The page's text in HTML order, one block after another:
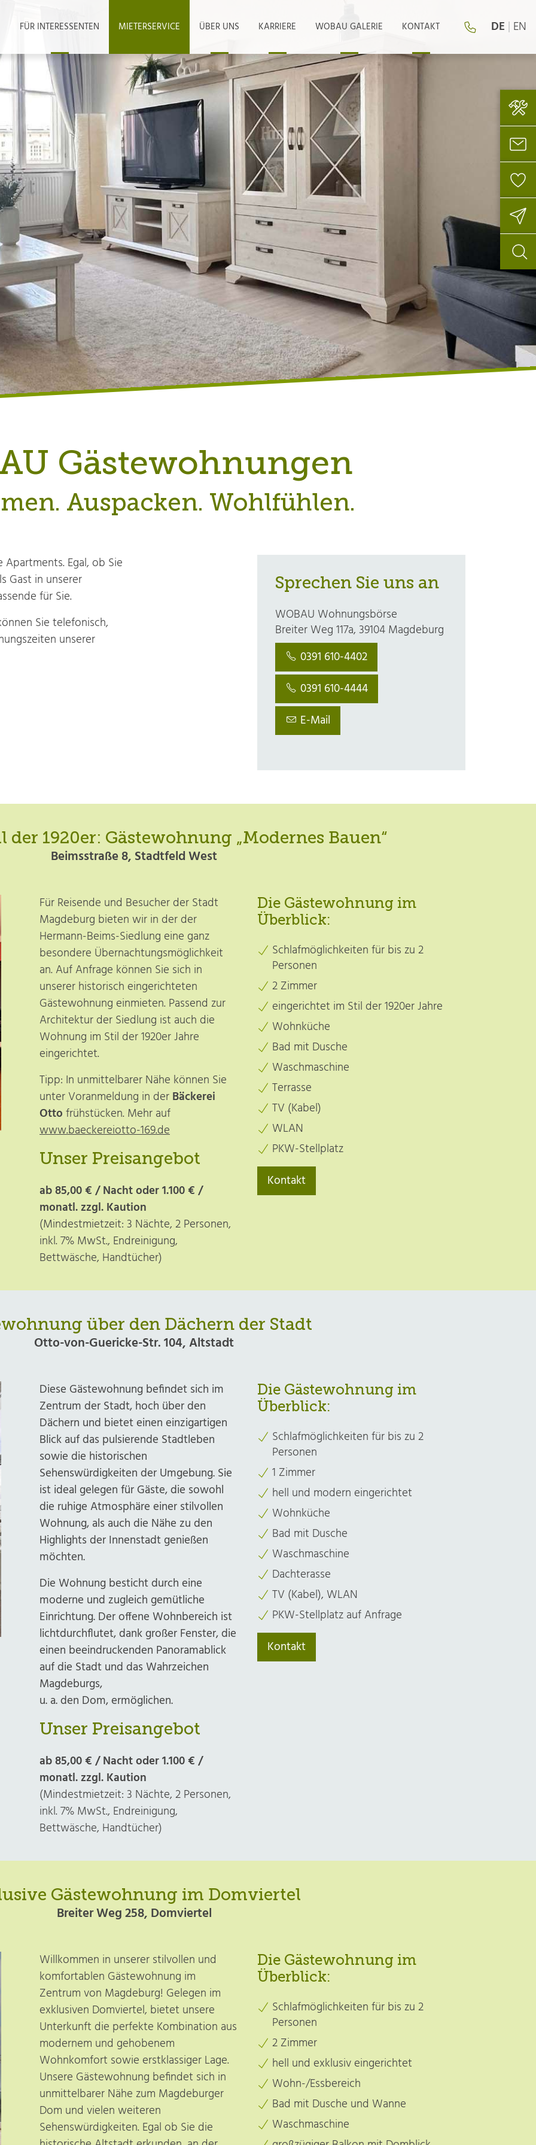
FÜR INTERESSENTEN MIETERSERVICE ÜBER UNS KARRIERE WOBAU GALERIE KONTAKT DE | EN
Gästewohnungen
Auspacken. Wohlfühlen.
Egal, ob Sie
Gast in unserer
für Sie.
Sie telefonisch,
unserer
Sprechen Sie uns an
WOBAU Wohnungsbörse
Breiter Weg 117a, 39104 Magdeburg
0391 610-4402
0391 610-4444
E-Mail
1920er: Gästewohnung „Modernes Bauen“
Beimsstraße 8, Stadtfeld West
Für Reisende und Besucher der Stadt
Magdeburg bieten wir in der der
Hermann-Beims-Siedlung eine ganz
besondere Über­nachtungs­möglich­keit
an. Auf Anfrage können Sie sich in
unserer historisch eingerichteten
Gästewohnung einmieten. Passend zur
Architektur der Siedlung ist auch die
Wohnung im Stil der 1920er Jahre
eingerichtet.
Tipp: In unmittelbarer Nähe können Sie
unter Voranmeldung in der Bäckerei
Otto frühstücken. Mehr auf
www.baeckereiotto-169.de
Unser Preisangebot
ab 85,00 € / Nacht oder 1.100 € /
monatl. zzgl. Kaution
(Mindestmietzeit: 3 Nächte, 2 Personen,
inkl. 7% MwSt., Endreinigung,
Bettwäsche, Handtücher)
Die Gästewohnung im
Überblick:
Schlafmöglichkeiten für bis zu 2
Personen
2 Zimmer
eingerichtet im Stil der 1920er Jahre
Wohnküche
Bad mit Dusche
Waschmaschine
Terrasse
TV (Kabel)
WLAN
PKW-Stellplatz
Kontakt
über den Dächern der Stadt
Otto-von-Guericke-Str. 104, Altstadt
Diese Gästewohnung befindet sich im
Zentrum der Stadt, hoch über den
Dächern und bietet einen einzigartigen
Blick auf das pulsierende Stadtleben
sowie die historischen
Sehenswürdigkeiten der Umgebung. Sie
ist ideal gelegen für Gäste, die sowohl
die ruhige Atmosphäre einer stilvollen
Wohnung, als auch die Nähe zu den
Highlights der Innenstadt genießen
möchten.
Die Wohnung besticht durch eine
moderne und zugleich gemütliche
Einrichtung. Der offene Wohnbereich ist
lichtdurchflutet, dank großer Fenster, die
einen beeindruckenden Panoramablick
auf die Stadt und das Wahrzeichen
Magdeburgs,
u. a. den Dom, ermöglichen.
Unser Preisangebot
ab 85,00 € / Nacht oder 1.100 € /
monatl. zzgl. Kaution
(Mindestmietzeit: 3 Nächte, 2 Personen,
inkl. 7% MwSt., Endreinigung,
Bettwäsche, Handtücher)
Die Gästewohnung im
Überblick:
Schlafmöglichkeiten für bis zu 2
Personen
1 Zimmer
hell und modern eingerichtet
Wohnküche
Bad mit Dusche
Waschmaschine
Dachterasse
TV (Kabel), WLAN
PKW-Stellplatz auf Anfrage
Kontakt
Gästewohnung im Domviertel
Breiter Weg 258, Domviertel
Willkommen in unserer stilvollen und
komfortablen Gästewohnung im
Zentrum von Magdeburg! Gelegen im
exklusiven Domviertel, bietet unsere
Unterkunft die perfekte Kombination aus
modernem und gehobenem
Wohnkomfort sowie erstklassiger Lage.
Unsere Gästewohnung befindet sich in
unmittelbarer Nähe zum Magdeburger
Dom und vielen weiteren
Sehenswürdigkeiten. Egal ob Sie die
Die Gästewohnung im
Überblick:
Schlafmöglichkeiten für bis zu 2
Personen
2 Zimmer
hell und exklusiv eingerichtet
Wohn-/Essbereich
Bad mit Dusche und Wanne
Waschmaschine